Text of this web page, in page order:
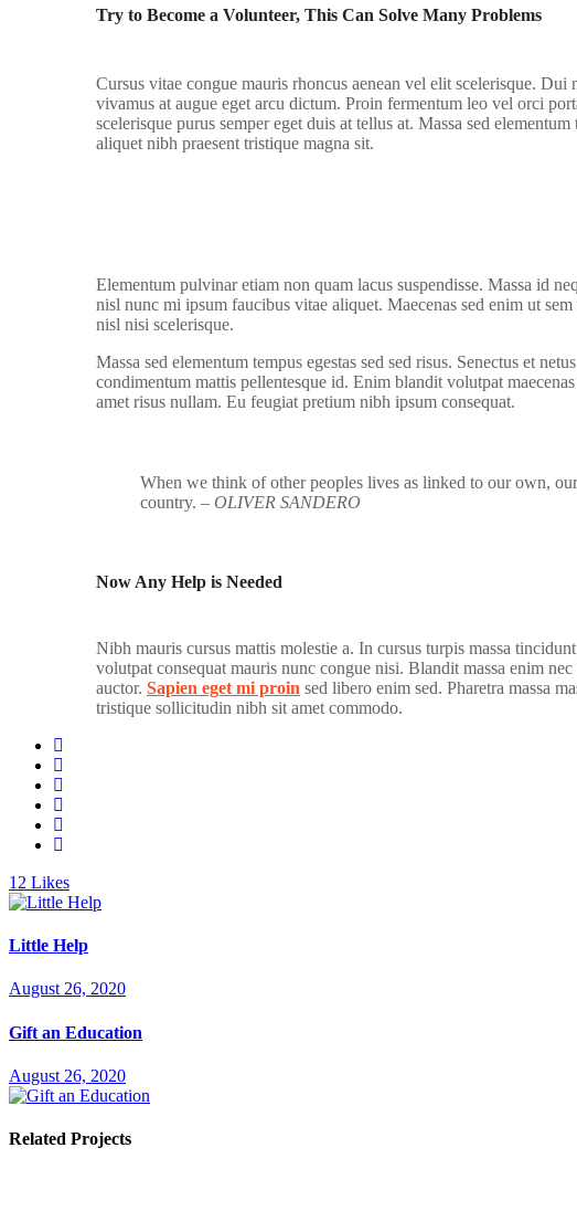
Try to Become a Volunteer, This Can Solve Many Problems
Cursus vitae congue mauris rhoncus aenean vel elit scelerisque.
vivamus at augue eget arcu dictum. Proin fermentum leo vel orci
scelerisque purus semper eget duis at tellus at. Massa sed
aliquet nibh praesent tristique magna sit.
Elementum pulvinar etiam non quam lacus suspendisse. Massa id
nisl nunc mi ipsum faucibus vitae aliquet. Maecenas sed enim ut
nisl nisi scelerisque.
Massa sed elementum tempus egestas sed sed risus. Senectus et
condimentum mattis pellentesque id. Enim blandit volutpat
amet risus nullam. Eu feugiat pretium nibh ipsum consequat.
When we think of other peoples lives as linked to our own,
country. – OLIVER SANDERO
Now Any Help is Needed
Nibh mauris cursus mattis molestie a. In cursus turpis massa
volutpat consequat mauris nunc congue nisi. Blandit massa enim
auctor. Sapien eget mi proin sed libero enim sed. Pharetra massa
tristique sollicitudin nibh sit amet commodo.
12 Likes
Little Help
August 26, 2020
Gift an Education
August 26, 2020
Related Projects